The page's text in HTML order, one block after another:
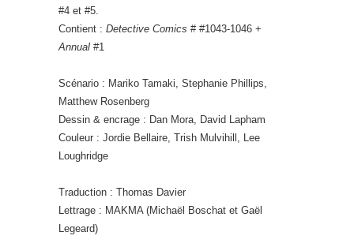
#4 et #5.
Contient : Detective Comics # #1043-1046 +
Annual #1
Scénario : Mariko Tamaki, Stephanie Phillips,
Matthew Rosenberg
Dessin & encrage : Dan Mora, David Lapham
Couleur : Jordie Bellaire, Trish Mulvihill, Lee
Loughridge
Traduction : Thomas Davier
Lettrage : MAKMA (Michaël Boschat et Gaël
Legeard)